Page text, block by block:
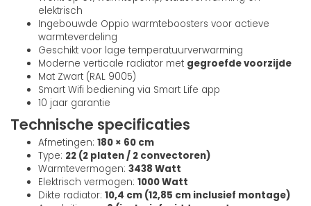
elektrisch
Ingebouwde Oppio warmteboosters voor actieve
warmteverdeling
Geschikt voor lage temperatuurverwarming
Moderne verticale radiator met gegroefde voorzijde
Mat Zwart (RAL 9005)
Smart Wifi bediening via Smart Life app
10 jaar garantie
Technische specificaties
Afmetingen: 180 × 60 cm
Type: 22 (2 platen / 2 convectoren)
Warmtevermogen: 3438 Watt
Elektrisch vermogen: 1000 Watt
Dikte radiator: 10,4 cm (12,85 cm inclusief montage)